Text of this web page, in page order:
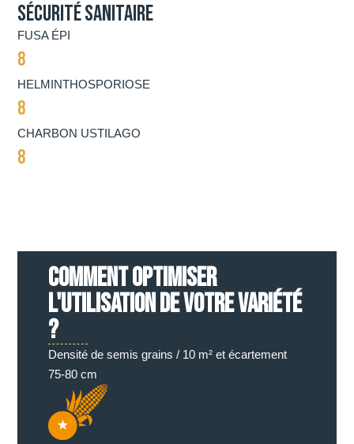
Sécurité Sanitaire
FUSA ÉPI
8
HELMINTHOSPORIOSE
8
CHARBON USTILAGO
8
COMMENT OPTIMISER
L'UTILISATION DE VOTRE VARIÉTÉ
?
Densité de semis grains / 10 m² et écartement
75-80 cm